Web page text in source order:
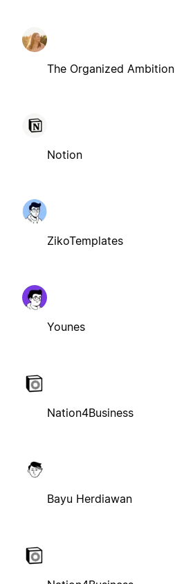
The Organized Ambition
Notion
ZikoTemplates
Younes
Nation4Business
Bayu Herdiawan